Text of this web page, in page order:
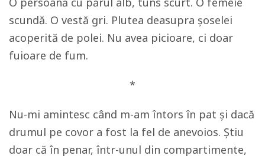
scundă. O vestă gri. Plutea deasupra șoselei
acoperită de polei. Nu avea picioare, ci doar
fuioare de fum.
*
Nu-mi amintesc când m-am întors în pat și dacă
drumul pe covor a fost la fel de anevoios. Știu
doar că în penar, într-unul din compartimente,